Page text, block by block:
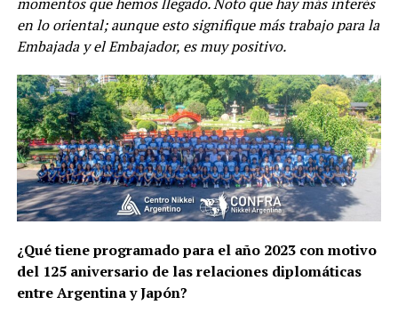
en lo oriental; aunque esto signifique más trabajo para la
Embajada y el Embajador, es muy positivo.
¿Qué tiene programado para el año 2023 con motivo
del 125 aniversario de las relaciones diplomáticas
entre Argentina y Japón?